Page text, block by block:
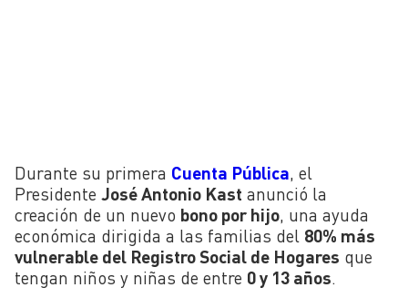
Durante su primera Cuenta Pública , el
Presidente José Antonio Kast anunció la
creación de un nuevo bono por hijo , una ayuda
económica dirigida a las familias del 80% más
vulnerable del Registro Social de Hogares que
tengan niños y niñas de entre 0 y 13 años